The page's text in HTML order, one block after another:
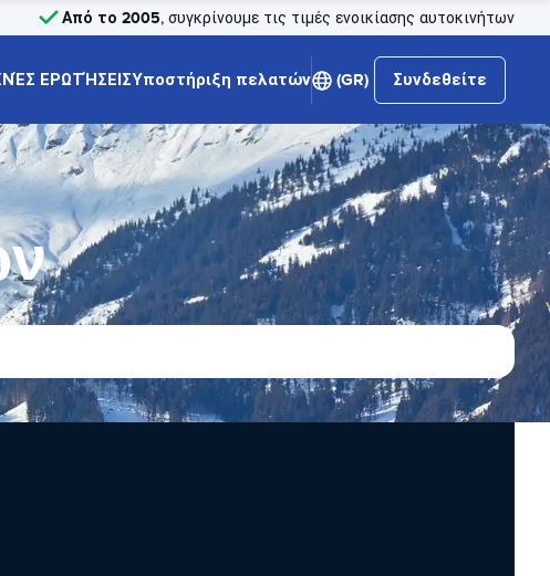
Από το 2005, συγκρίνουμε τις τιμές ενοικίασης αυτοκινήτων
ΕΡΩΤΉΣΕΙΣΥποστήριξη πελατών (GR) Συνδεθείτε